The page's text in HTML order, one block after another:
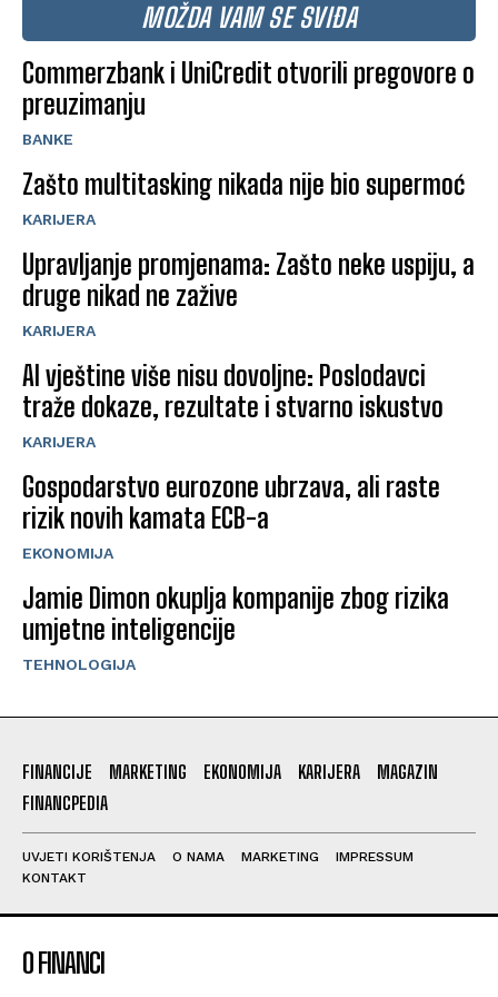
MOŽDA VAM SE SVIĐA
Commerzbank i UniCredit otvorili pregovore o
preuzimanju
BANKE
Zašto multitasking nikada nije bio supermoć
KARIJERA
Upravljanje promjenama: Zašto neke uspiju, a
druge nikad ne zažive
KARIJERA
AI vještine više nisu dovoljne: Poslodavci
traže dokaze, rezultate i stvarno iskustvo
KARIJERA
Gospodarstvo eurozone ubrzava, ali raste
rizik novih kamata ECB-a
EKONOMIJA
Jamie Dimon okuplja kompanije zbog rizika
umjetne inteligencije
TEHNOLOGIJA
FINANCIJE MARKETING EKONOMIJA KARIJERA
MAGAZIN
FINANCPEDIA
UVJETI KORIŠTENJA O NAMA MARKETING
IMPRESSUM
KONTAKT
O FINANCI